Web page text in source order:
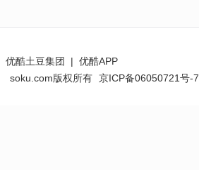
优酷土豆集团 | 优酷APP
soku.com版权所有 京ICP备06050721号-7